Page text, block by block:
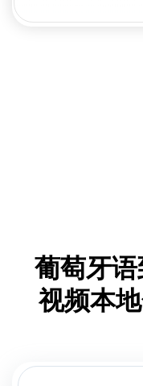
葡萄牙
视频本